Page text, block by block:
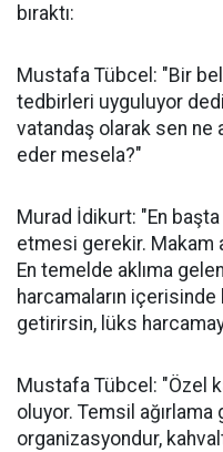
bıraktı:
Mustafa Tübcel: "Bir
tedbirleri uyguluyor
vatandaş olarak sen ne
eder mesela?"
Murad İdikurt: "En
etmesi gerekir. Makam
En temelde aklıma
harcamaların içerisinde
getirirsin, lüks
Mustafa Tübcel: "Özel
oluyor. Temsil
organizasyondur,